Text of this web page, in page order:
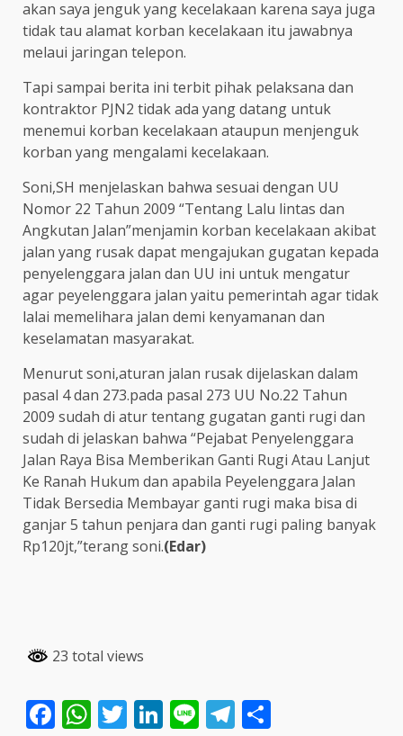
akan saya jenguk yang kecelakaan karena saya juga
tidak tau alamat korban kecelakaan itu jawabnya
melaui jaringan telepon.
Tapi sampai berita ini terbit pihak pelaksana dan
kontraktor PJN2 tidak ada yang datang untuk
menemui korban kecelakaan ataupun menjenguk
korban yang mengalami kecelakaan.
Soni,SH menjelaskan bahwa sesuai dengan UU
Nomor 22 Tahun 2009 “Tentang Lalu lintas dan
Angkutan Jalan”menjamin korban kecelakaan akibat
jalan yang rusak dapat mengajukan gugatan kepada
penyelenggara jalan dan UU ini untuk mengatur
agar peyelenggara jalan yaitu pemerintah agar tidak
lalai memelihara jalan demi kenyamanan dan
keselamatan masyarakat.
Menurut soni,aturan jalan rusak dijelaskan dalam
pasal 4 dan 273.pada pasal 273 UU No.22 Tahun
2009 sudah di atur tentang gugatan ganti rugi dan
sudah di jelaskan bahwa “Pejabat Penyelenggara
Jalan Raya Bisa Memberikan Ganti Rugi Atau Lanjut
Ke Ranah Hukum dan apabila Peyelenggara Jalan
Tidak Bersedia Membayar ganti rugi maka bisa di
ganjar 5 tahun penjara dan ganti rugi paling banyak
Rp120jt,”terang soni.(Edar)
23 total views
Facebook
WhatsApp
Twitter
LinkedIn
LineTelegram